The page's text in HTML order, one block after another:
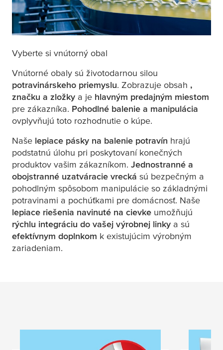
Vyberte si vnútorný obal
Vnútorné obaly sú životodarnou silou
potravinárskeho priemyslu. Zobrazuje obsah ,
značku a zložky a je hlavným predajným miestom
pre zákazníka. Pohodlné balenie a manipulácia
ovplyvňujú toto rozhodnutie o kúpe.
Naše lepiace pásky na balenie potravín hrajú
podstatnú úlohu pri poskytovaní konečných
produktov vašim zákazníkom. Jednostranné a
obojstranné uzatváracie vrecká sú bezpečným a
pohodlným spôsobom manipulácie so základnými
potravinami a pochúťkami pre domácnosť. Naše
lepiace riešenia navinuté na cievke umožňujú
rýchlu integráciu do vašej výrobnej linky a sú
efektívnym doplnkom k existujúcim výrobným
zariadeniam.